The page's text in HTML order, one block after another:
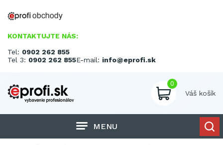
KONTAKTUJTE NÁS:
Tel: 0902 262 855
Tel 3: 0902 262 855E-mail: info@eprofi.sk
0
Váš košík
MENU